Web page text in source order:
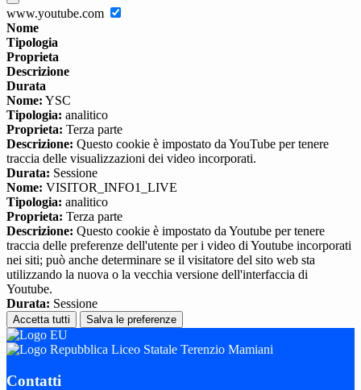
www.youtube.com
Nome
Tipologia
Proprieta
Descrizione
Durata
Nome: YSC
Tipologia: analitico
Proprieta: Terza parte
Descrizione: Questo cookie è impostato da YouTube per tenere
traccia delle visualizzazioni dei video incorporati.
Durata: Sessione
Nome: VISITOR_INFO1_LIVE
Tipologia: analitico
Proprieta: Terza parte
Descrizione: Questo cookie è impostato da Youtube per tenere
traccia delle preferenze dell'utente per i video di Youtube incorporati
nei siti; può anche determinare se il visitatore del sito web sta
utilizzando la nuova o la vecchia versione dell'interfaccia di
Youtube.
Durata: Sessione
Accetta tutti Salva le preferenze
Liceo Statale Terenzio Mamiani
Contatti